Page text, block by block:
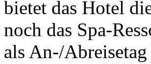
bietet das Hotel
noch das Spa-
als An-/